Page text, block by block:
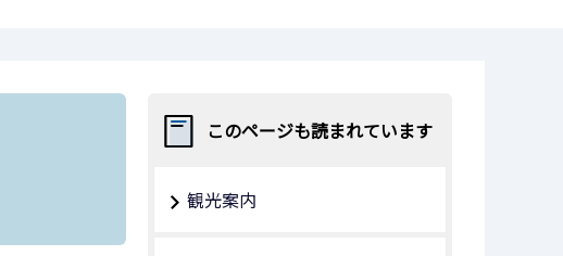
このページも読まれています
観光案内